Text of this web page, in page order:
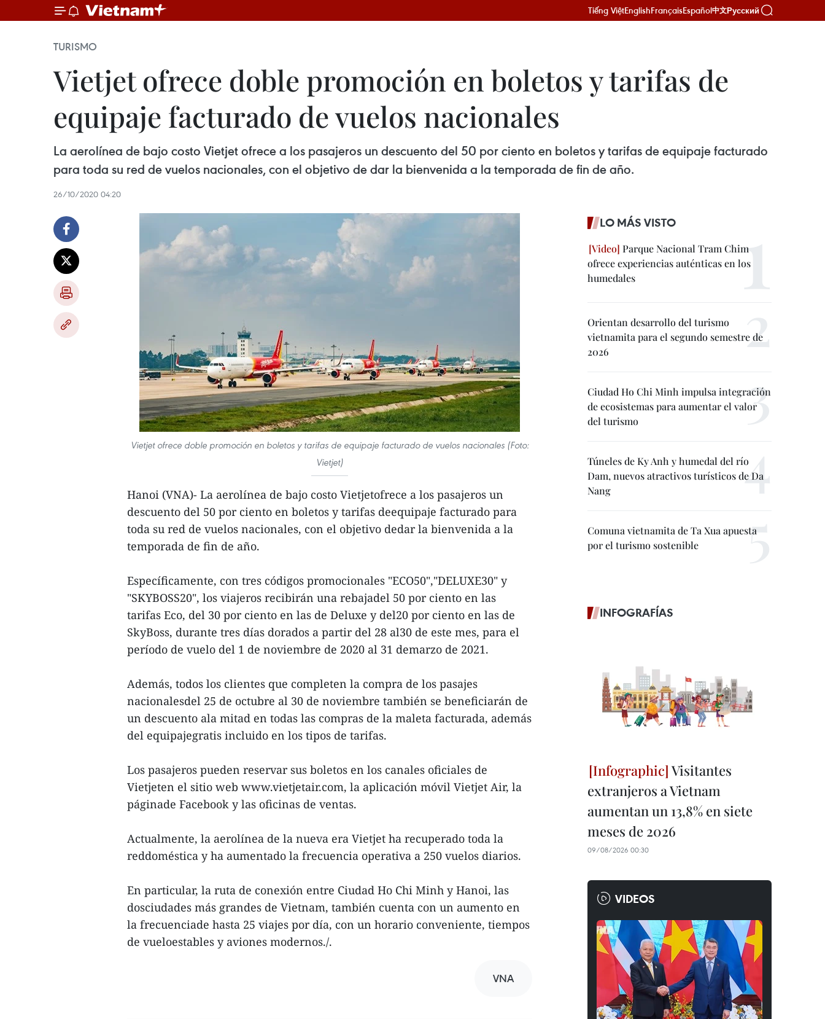
Tiếng ViệtEnglishFrançaisEspañol中文Русский
TURISMO
Vietjet ofrece doble promoción en boletos y tarifas de
equipaje facturado de vuelos nacionales
La aerolínea de bajo costo Vietjet ofrece a los pasajeros un descuento del 50 por ciento en boletos y tarifas de equipaje facturado
para toda su red de vuelos nacionales, con el objetivo de dar la bienvenida a la temporada de fin de año.
26/10/2020 04:20
Vietjet ofrece doble promoción en boletos y tarifas de equipaje facturado de vuelos nacionales (Foto:
Vietjet)
Hanoi (VNA)- La aerolínea de bajo costo Vietjetofrece a los pasajeros un
descuento del 50 por ciento en boletos y tarifas deequipaje facturado para
toda su red de vuelos nacionales, con el objetivo dedar la bienvenida a la
temporada de fin de año.
Específicamente, con tres códigos promocionales "ECO50","DELUXE30" y
"SKYBOSS20", los viajeros recibirán una rebajadel 50 por ciento en las
tarifas Eco, del 30 por ciento en las de Deluxe y del20 por ciento en las de
SkyBoss, durante tres días dorados a partir del 28 al30 de este mes, para el
período de vuelo del 1 de noviembre de 2020 al 31 demarzo de 2021.
Además, todos los clientes que completen la compra de los pasajes
nacionalesdel 25 de octubre al 30 de noviembre también se beneficiarán de
un descuento ala mitad en todas las compras de la maleta facturada, además
del equipajegratis incluido en los tipos de tarifas.
Los pasajeros pueden reservar sus boletos en los canales oficiales de
Vietjeten el sitio web www.vietjetair.com, la aplicación móvil Vietjet Air, la
páginade Facebook y las oficinas de ventas.
Actualmente, la aerolínea de la nueva era Vietjet ha recuperado toda la
reddoméstica y ha aumentado la frecuencia operativa a 250 vuelos diarios.
En particular, la ruta de conexión entre Ciudad Ho Chi Minh y Hanoi, las
dosciudades más grandes de Vietnam, también cuenta con un aumento en
la frecuenciade hasta 25 viajes por día, con un horario conveniente, tiempos
de vueloestables y aviones modernos./.
VNA
LO MÁS VISTO
Parque Nacional Tram Chim
ofrece experiencias auténticas en los
humedales
Orientan desarrollo del turismo
vietnamita para el segundo semestre de
2026
Ciudad Ho Chi Minh impulsa integración
de ecosistemas para aumentar el valor
del turismo
Túneles de Ky Anh y humedal del río
Dam, nuevos atractivos turísticos de Da
Nang
Comuna vietnamita de Ta Xua apuesta
por el turismo sostenible
INFOGRAFÍAS
Visitantes
extranjeros a Vietnam
aumentan un 13,8% en siete
meses de 2026
09/08/2026 00:30
VIDEOS